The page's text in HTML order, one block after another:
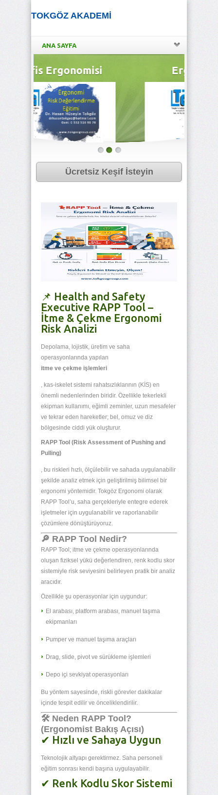
TOKGÖZ AKADEMİ
ANA SAYFA
Ergonomi Analiz
Ücretsiz Keşif İsteyin
📌 Health and Safety
Executive RAPP Tool –
İtme & Çekme Ergonomi
Risk Analizi
Depolama, lojistik, üretim ve saha
operasyonlarında yapılan
itme ve çekme işlemleri
, kas-iskelet sistemi rahatsızlıklarının (KİS) en
önemli nedenlerinden biridir. Özellikle tekerlekli
ekipman kullanımı, eğimli zeminler, uzun mesafeler
ve tekrar eden hareketler; bel, omuz ve diz
bölgesinde ciddi yük oluşturur.
RAPP Tool (Risk Assessment of Pushing and
Pulling)
, bu riskleri hızlı, ölçülebilir ve sahada uygulanabilir
şekilde analiz etmek için geliştirilmiş bilimsel bir
ergonomi yöntemidir. Tokgöz Ergonomi olarak
RAPP Tool’u, saha gerçekleriyle entegre ederek
işletmeler için uygulanabilir ve raporlanabilir
çözümlere dönüştürüyoruz.
🔎 RAPP Tool Nedir?
RAPP Tool; itme ve çekme operasyonlarında
oluşan fiziksel yükü değerlendiren, renk kodlu skor
sistemiyle risk seviyesini belirleyen pratik bir analiz
aracıdır.
Özellikle şu operasyonlar için uygundur:
El arabası, platform arabası, manuel taşıma
ekipmanları
Pumper ve manuel taşıma araçları
Drag, slide, pivot ve sürükleme işlemleri
Depo içi sevkiyat operasyonları
Bu yöntem sayesinde, riskli görevler dakikalar
içinde tespit edilir ve önceliklendirilir.
🛠 Neden RAPP Tool?
(Ergonomist Bakış Açısı)
✔ Hızlı ve Sahaya Uygun
Teknolojik altyapı gerektirmez. Saha personeli
eğitim sonrası kendi başına uygulayabilir.
✔ Renk Kodlu Skor Sistemi